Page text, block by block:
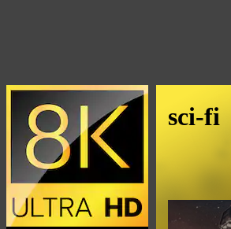
sci-fi